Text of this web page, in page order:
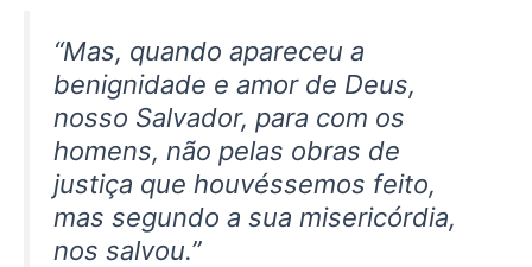
“Mas, quando apareceu a
benignidade e amor de Deus,
nosso Salvador, para com os
homens, não pelas obras de
justiça que houvéssemos feito,
mas segundo a sua misericórdia,
nos salvou.”